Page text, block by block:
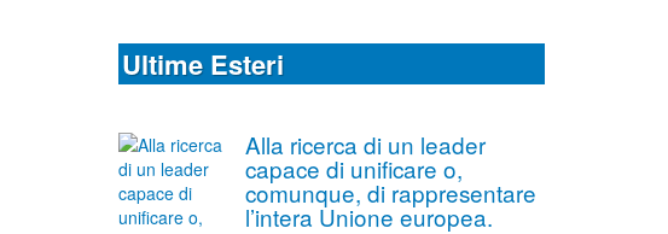
Ultime Esteri
Alla ricerca di un leader
capace di unificare o,
comunque, di rappresentare
l’intera Unione europea.